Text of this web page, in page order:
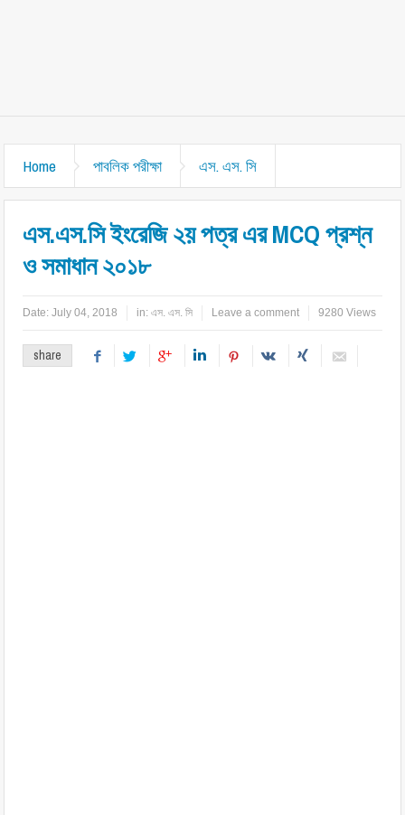
Home পাবলিক পরীক্ষা এস. এস. সি
এস.এস.সি ইংরেজি ২য় পত্র এর MCQ প্রশ্ন
ও সমাধান ২০১৮
Date:July 04, 2018 in:এস. এস. সি Leave a comment 9280 Views
share